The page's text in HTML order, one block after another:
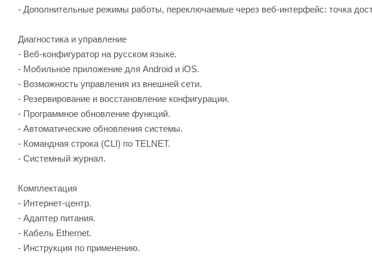
- Дополнительные режимы работы, переключаемые через веб-интерфейс: точка
Диагностика и управление
- Веб-конфигуратор на русском языке.
- Мобильное приложение для Android и iOS.
- Возможность управления из внешней сети.
- Резервирование и восстановление конфигурации.
- Программное обновление функций.
- Автоматические обновления системы.
- Командная строка (CLI) по TELNET.
- Системный журнал.
Комплектация
- Интернет-центр.
- Адаптер питания.
- Кабель Ethernet.
- Инструкция по применению.